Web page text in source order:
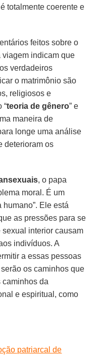
totalmente coerente e
feitos sobre o
viagem indicam que
verdadeiros
o matrimônio são
religiosos e
“teoria de gênero” e
maneira de
longe uma análise
deterioram os
, o papa
moral. É um
Ele está
as pressões para se
interior causam
indivíduos. A
a essas pessoas
os caminhos que
caminhos da
e espiritual, como
patriarcal de